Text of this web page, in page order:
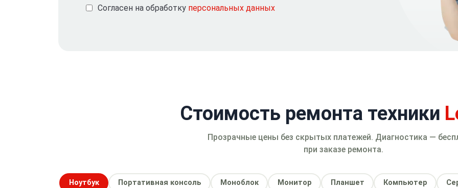
Согласен на обработку персональных данных
Стоимость ремонта техники
Прозрачные цены без скрытых платежей. Диагностика —
при заказе ремонта.
Ноутбук Портативная консоль Моноблок Монитор Планшет Компьютер